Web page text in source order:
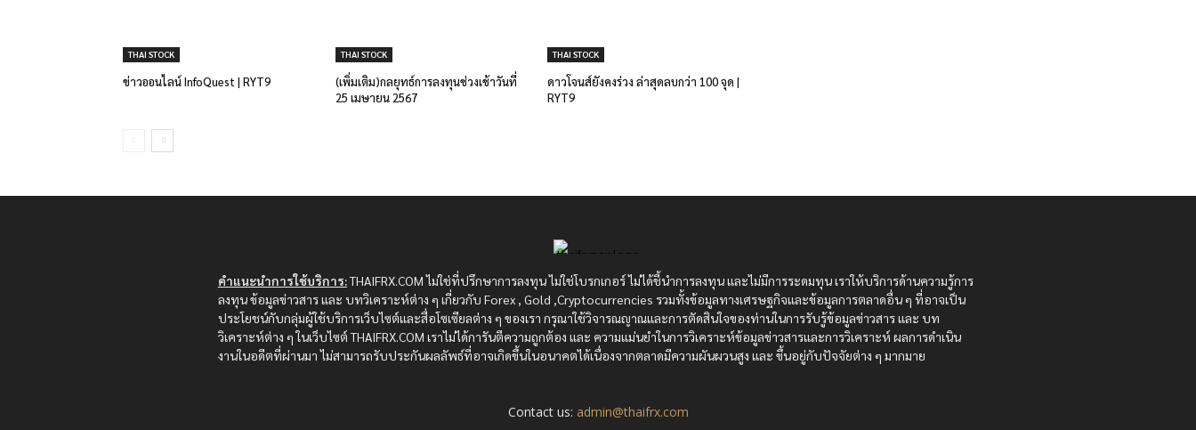
THAI STOCK
ข่าวออนไลน์ InfoQuest | RYT9
THAI STOCK
(เพิ่มเติม)กลยุทธ์การลงทุนช่วงเช้าวันที่
25 เมษายน 2567
THAI STOCK
ดาวโจนส์ยังคงร่วง ล่าสุดลบกว่า 100 จุด |
RYT9
คำแนะนำการใช้บริการ:THAIFRX.COM ไม่ใช่ที่ปรึกษาการลงทุน ไม่ใช่โบรกเกอร์ ไม่ได้ชี้นำการลงทุน และไม่มีการระดมทุน เราให้บริการด้านความรู้การ
ลงทุน ข้อมูลข่าวสาร และ บทวิเคราะห์ต่าง ๆ เกี่ยวกับ Forex , Gold ,Cryptocurrencies รวมทั้งข้อมูลทางเศรษฐกิจและข้อมูลการตลาดอื่น ๆ ที่อาจเป็น
ประโยชน์กับกลุ่มผู้ใช้บริการเว็บไซต์และสื่อโซเซียลต่าง ๆ ของเรา กรุณาใช้วิจารณญาณและการตัดสินใจของท่านในการรับรู้ข้อมูลข่าวสาร และ บท
วิเคราะห์ต่าง ๆ ในเว็บไซต์ THAIFRX.COM เราไม่ได้การันตีความถูกต้อง และ ความแม่นยำในการวิเคราะห์ข้อมูลข่าวสารและการวิเคราะห์ ผลการดำเนิน
งานในอดีตที่ผ่านมา ไม่สามารถรับประกันผลลัพธ์ที่อาจเกิดขึ้นในอนาคตได้เนื่องจากตลาดมีความผันผวนสูง และ ขึ้นอยู่กับปัจจัยต่าง ๆ มากมาย
Contact us: admin@thaifrx.com